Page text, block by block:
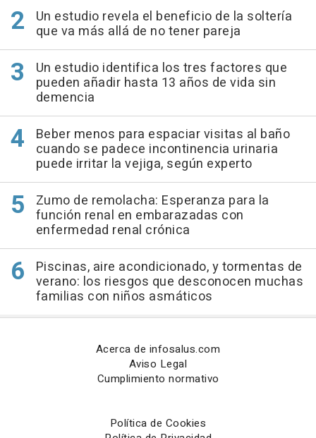
Un estudio revela el beneficio de la soltería
que va más allá de no tener pareja
Un estudio identifica los tres factores que
pueden añadir hasta 13 años de vida sin
demencia
Beber menos para espaciar visitas al baño
cuando se padece incontinencia urinaria
puede irritar la vejiga, según experto
Zumo de remolacha: Esperanza para la
función renal en embarazadas con
enfermedad renal crónica
Piscinas, aire acondicionado, y tormentas de
verano: los riesgos que desconocen muchas
familias con niños asmáticos
Acerca de infosalus.com
Aviso Legal
Cumplimiento normativo
Política de Cookies